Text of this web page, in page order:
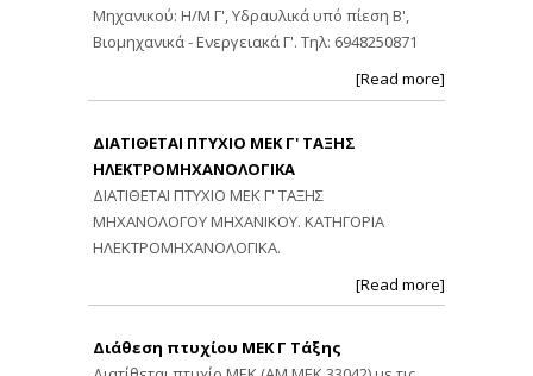
Μηχανικού: Η/Μ Γ', Υδραυλικά υπό πίεση Β',
Βιομηχανικά - Ενεργειακά Γ'. Τηλ: 6948250871
[Read more]
ΔΙΑΤΙΘΕΤΑΙ ΠΤΥΧΙΟ ΜΕΚ Γ' ΤΑΞΗΣ
ΗΛΕΚΤΡΟΜΗΧΑΝΟΛΟΓΙΚΑ
ΔΙΑΤΙΘΕΤΑΙ ΠΤΥΧΙΟ ΜΕΚ Γ' ΤΑΞΗΣ
ΜΗΧΑΝΟΛΟΓΟΥ ΜΗΧΑΝΙΚΟΥ. ΚΑΤΗΓΟΡΙΑ
ΗΛΕΚΤΡΟΜΗΧΑΝΟΛΟΓΙΚΑ.
[Read more]
Διάθεση πτυχίου ΜΕΚ Γ Τάξης